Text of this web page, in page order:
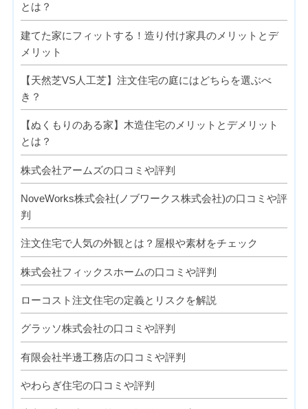
とは？
建てた家にフィットする！造り付け家具のメリットとデ
メリット
【天然芝VS人工芝】注文住宅の庭にはどちらを選ぶべ
き？
【ぬくもりのある家】木造住宅のメリットとデメリット
とは？
株式会社アームズの口コミや評判
NoveWorks株式会社(ノブワークス株式会社)の口コミや評
判
注文住宅で人気の外観とは？屋根や素材をチェック
株式会社フィックスホームの口コミや評判
ローコスト注文住宅の定義とリスクを解説
グラッソ株式会社の口コミや評判
有限会社半邊工務店の口コミや評判
やわらぎ住宅の口コミや評判